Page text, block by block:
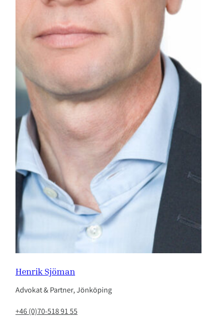
Henrik Sjöman
Advokat & Partner, Jönköping
+46 (0)70-518 91 55